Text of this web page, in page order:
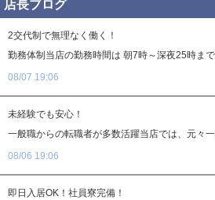
店長ブログ
2交代制で無理なく働く！
08/07 19:06
未経験でも安心！
08/06 19:06
即日入居OK！社員寮完備！